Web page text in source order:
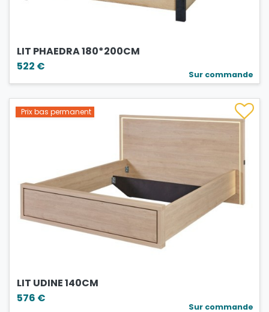
LIT PHAEDRA 180*200CM
522 €
Sur commande
Prix bas permanent
LIT UDINE 140CM
576 €
Sur commande